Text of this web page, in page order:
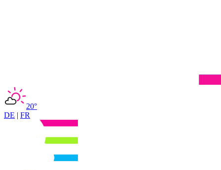
20°
DE | FR